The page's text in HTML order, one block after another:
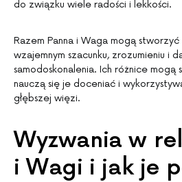
do związku wiele radości i lekkości.
Razem Panna i Waga mogą
wzajemnym szacunku, zrozumieniu i
samodoskonalenia. Ich różnice mogą
nauczą się je doceniać i
głębszej więzi.
Wyzwania w
i Wagi i jak je